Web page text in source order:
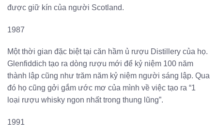
được giữ kín của người Scotland.
1987
Một thời gian đặc biệt tại căn hầm ủ rượu Distillery của họ.
Glenfiddich tạo ra dòng rượu mới để kỷ niệm 100 năm
thành lập cũng như trăm năm kỷ niệm người sáng lập. Qua
đó họ cũng gởi gắm ước mơ của mình về việc tạo ra “1
loại rượu whisky ngon nhất trong thung lũng”.
1991